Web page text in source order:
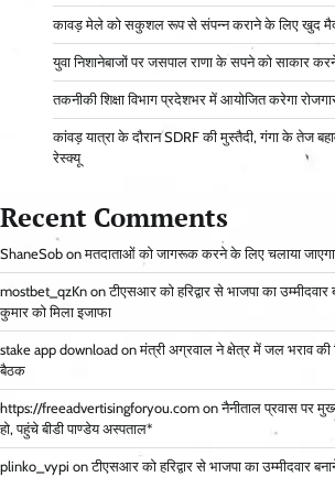
कावड़ मेले को सकुशल रूप से संपन्न कराने के लिए खुद
युवा निशानेबाजों पर जसपाल राणा के सपने को साकार
तकनीकी शिक्षा विभाग प्रदेशभर में आयोजित करेगा
कांवड़ यात्रा के दौरान SDRF की मुस्तैदी, गंगा के तेज
रेस्क्यू
Recent Comments
ShaneSob onमतदाताओं को जागरूक करने के लिए चलाया
mostbet_qzKn onटीएसआर को हरिद्वार से भाजपा का
कुमार को मिला इजाफा
stake app download onमंत्री अग्रवाल ने क्षेत्र में जल भराव की
बैठक
https://freeadvertisingforyou.com onनैनीताल प्रवास पर
हो, पहुंचे बीडी पाण्डेय अस्पताल*
plinko_vypi onटीएसआर को हरिद्वार से भाजपा का उम्मीदवार